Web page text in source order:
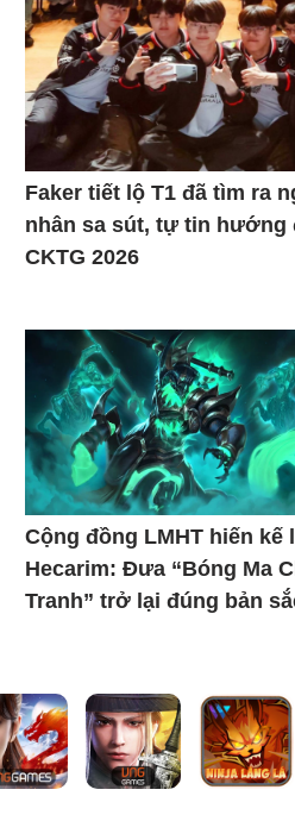
Faker tiết lộ T1 đã tìm ra
nhân sa sút, tự tin hướng
CKTG 2026
Cộng đồng LMHT hiến kế
Hecarim: Đưa “Bóng Ma
Tranh” trở lại đúng bản